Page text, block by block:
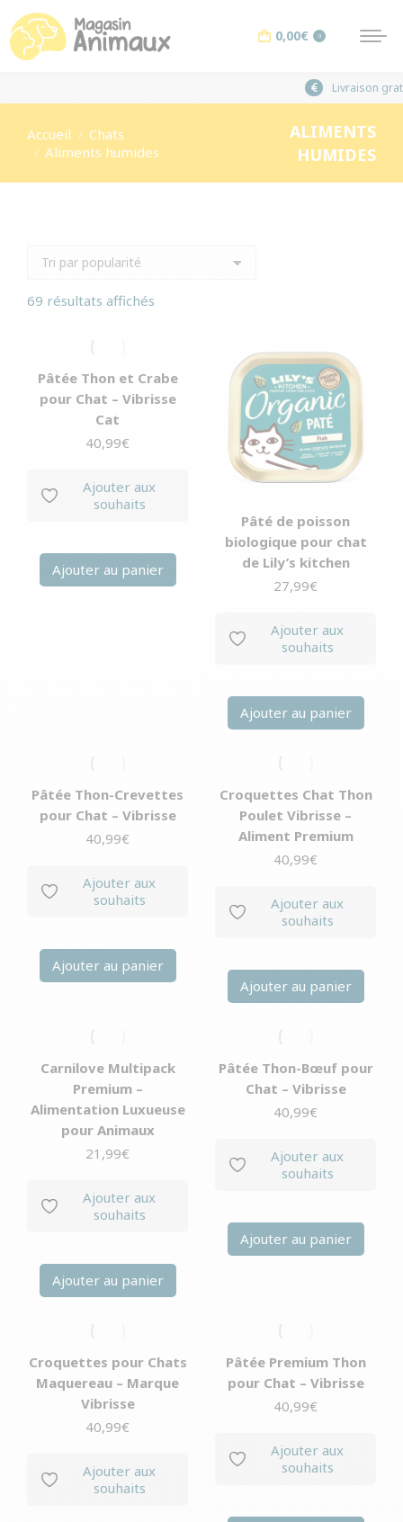
0,00€ 0
Vous êtes ici :
Accueil
Chats
Aliments humides
ALIMENTS
HUMIDES
69 résultats affichés
Pâtée Thon et Crabe
pour Chat – Vibrisse
Cat
40,99€
Ajouter aux
souhaits
Ajouter au panier
Pâté de poisson
biologique pour chat
de Lily’s kitchen
27,99€
Ajouter aux
souhaits
Ajouter au panier
Pâtée Thon-Crevettes
pour Chat – Vibrisse
40,99€
Ajouter aux
souhaits
Ajouter au panier
Croquettes Chat Thon
Poulet Vibrisse –
Aliment Premium
40,99€
Ajouter aux
souhaits
Ajouter au panier
Carnilove Multipack
Premium –
Alimentation Luxueuse
pour Animaux
21,99€
Ajouter aux
souhaits
Ajouter au panier
Pâtée Thon-Bœuf pour
Chat – Vibrisse
40,99€
Ajouter aux
souhaits
Ajouter au panier
Croquettes pour Chats
Maquereau – Marque
Vibrisse
40,99€
Ajouter aux
souhaits
Pâtée Premium Thon
pour Chat – Vibrisse
40,99€
Ajouter aux
souhaits